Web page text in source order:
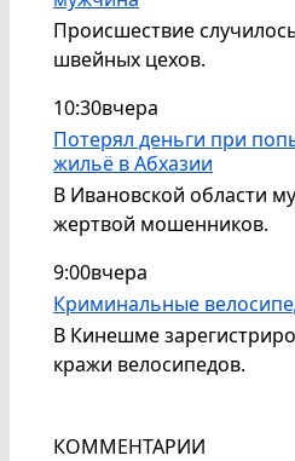
Происшествие
швейных цехов.
10:30вчера
Потерял деньги при
жильё в Абхазии
В Ивановской области
жертвой мошенников.
9:00вчера
Криминальные
В Кинешме
кражи велосипедов.
КОММЕНТАРИИ